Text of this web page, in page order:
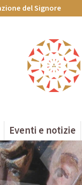
del Signore
Eventi e notizie